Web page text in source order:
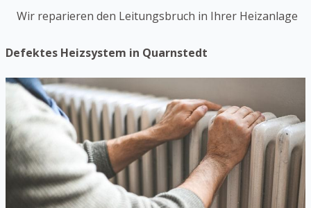
Wir reparieren den Leitungsbruch in Ihrer Heizanlage
Defektes Heizsystem in Quarnstedt